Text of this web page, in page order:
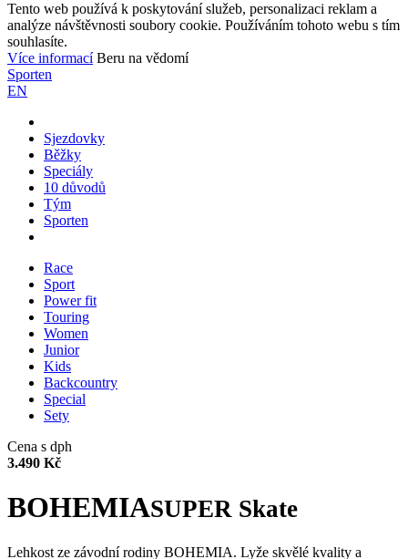
Tento web používá k poskytování služeb, personalizaci reklam a
analýze návštěvnosti soubory cookie. Používáním tohoto webu s tím
souhlasíte.
Více informací Beru na vědomí
Sporten
EN
Sjezdovky
Běžky
Speciály
10 důvodů
Tým
Sporten
Race
Sport
Power fit
Touring
Women
Junior
Kids
Backcountry
Special
Sety
Cena s dph
3.490 Kč
BOHEMIASUPER Skate
Lehkost ze závodní rodiny BOHEMIA. Lyže skvělé kvality a